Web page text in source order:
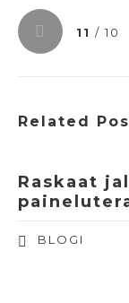
11 / 10
Related
Raskaat
BLOGI